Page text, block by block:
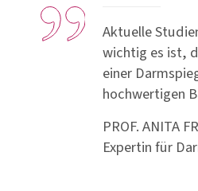
Aktuelle
wichtig es ist,
einer
hochwertigen
PROF. ANITA
Expertin für